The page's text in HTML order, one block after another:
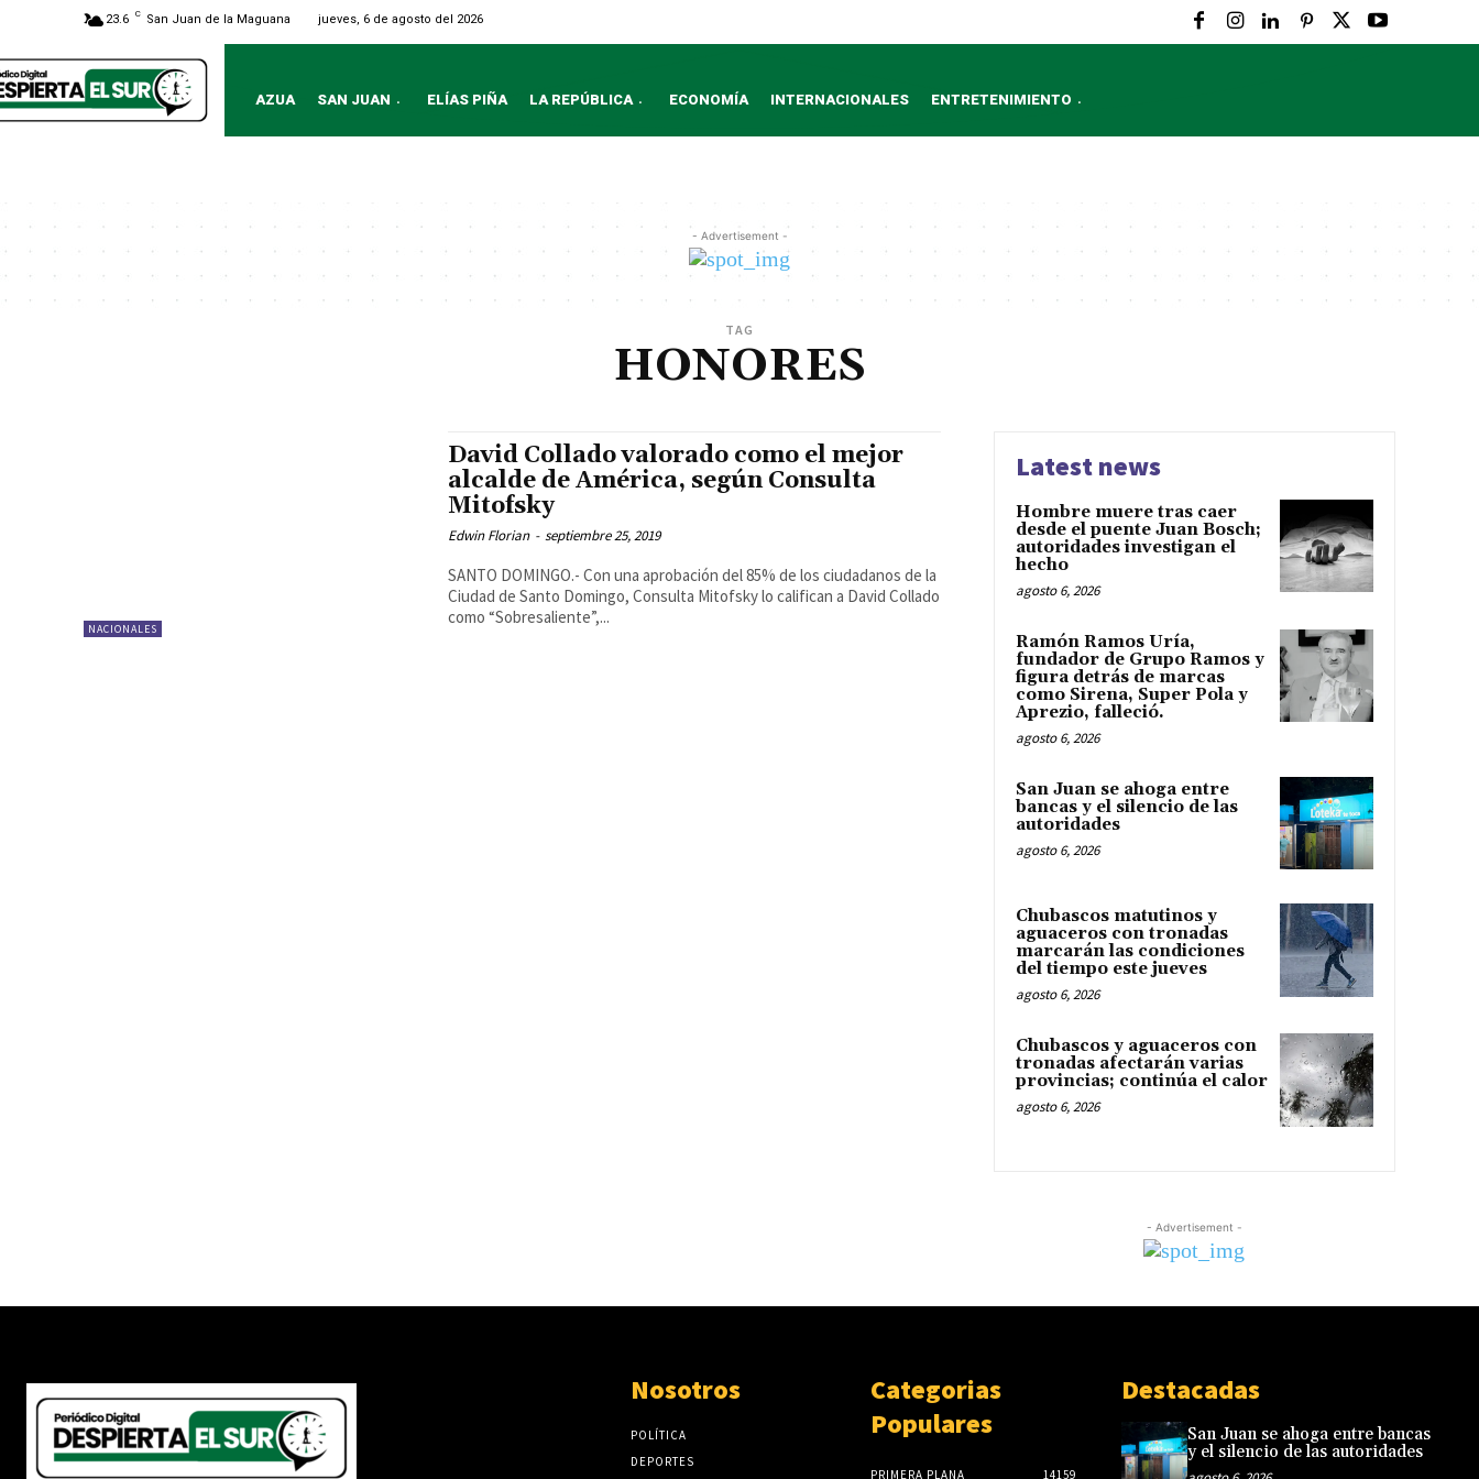
23.6 C San Juan de la Maguana jueves, 6 de agosto del 2026
AZUA SAN JUAN ELÍAS PIÑA LA REPÚBLICA ECONOMÍA INTERNACIONALES ENTRETENIMIENTO
- Advertisement -
TAG
HONORES
NACIONALES
David Collado valorado como el mejor
alcalde de América, según Consulta
Mitofsky
Edwin Florian - septiembre 25, 2019
SANTO DOMINGO.- Con una aprobación del 85% de los ciudadanos de la
Ciudad de Santo Domingo, Consulta Mitofsky lo califican a David Collado
como “Sobresaliente”,...
Latest news
Hombre muere tras caer
desde el puente Juan Bosch;
autoridades investigan el
hecho
agosto 6, 2026
Ramón Ramos Uría,
fundador de Grupo Ramos y
figura detrás de marcas
como Sirena, Super Pola y
Aprezio, falleció.
agosto 6, 2026
San Juan se ahoga entre
bancas y el silencio de las
autoridades
agosto 6, 2026
Chubascos matutinos y
aguaceros con tronadas
marcarán las condiciones
del tiempo este jueves
agosto 6, 2026
Chubascos y aguaceros con
tronadas afectarán varias
provincias; continúa el calor
agosto 6, 2026
- Advertisement -
Nosotros
POLÍTICA
DEPORTES
Categorias
Populares
PRIMERA PLANA 14159
Destacadas
San Juan se ahoga entre bancas
y el silencio de las autoridades